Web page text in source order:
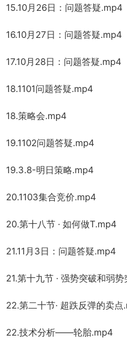
15.10月26日：问题答疑.mp4
16.10月27日：问题答疑.mp4
17.10月28日：问题答疑.mp4
18.1101问题答疑.mp4
18.策略会.mp4
19.1102问题答疑.mp4
19.3.8-明日策略.mp4
20.1103集合竞价.mp4
20.第十八节 · 如何做T.mp4
21.11月3日：问题答疑.mp4
21.第十九节 · 强势突破和弱
22.第二十节· 超跌反弹的卖点
22.技术分析——轮胎.mp4